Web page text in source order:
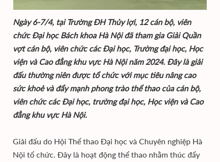
Ngày 6-7/4, tại Trường ĐH Thủy lợi, 12 cán bộ, viên
chức Đại học Bách khoa Hà Nội đã tham gia Giải Quần
vợt cán bộ, viên chức các Đại học, Trường đại học, Học
viện và Cao đẳng khu vực Hà Nội năm 2024. Đây là giải
đấu thường niên được tổ chức với mục tiêu nâng cao
sức khoẻ và đẩy mạnh phong trào thể thao của cán bộ,
viên chức các Đại học, trường đại học, Học viện và Cao
đẳng khu vực Hà Nội.
Giải đấu do Hội Thể thao Đại học và Chuyên nghiệp Hà
Nội tổ chức. Đây là hoạt động thể thao nhằm thúc đẩy